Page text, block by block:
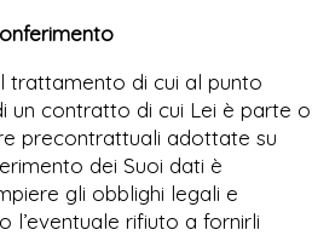
trattamento di cui al punto
un contratto di cui Lei è parte o
precontrattuali adottate su
dei Suoi dati è
gli obblighi legali e
l’eventuale rifiuto a fornirli